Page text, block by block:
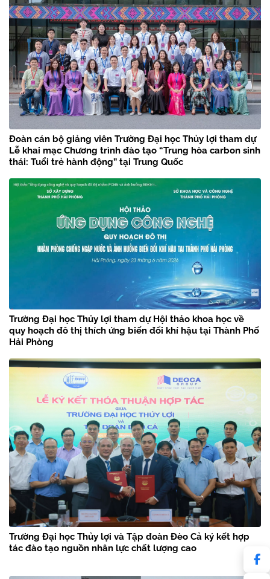
Đoàn cán bộ giảng viên Trường Đại học Thủy lợi tham dự
Lễ khai mạc Chương trình đào tạo “Trung hòa carbon sinh
thái: Tuổi trẻ hành động” tại Trung Quốc
Trường Đại học Thủy lợi tham dự Hội thảo khoa học về
quy hoạch đô thị thích ứng biến đổi khí hậu tại Thành Phố
Hải Phòng
Trường Đại học Thủy lợi và Tập đoàn Đèo Cả ký kết hợp
tác đào tạo nguồn nhân lực chất lượng cao